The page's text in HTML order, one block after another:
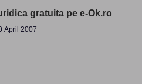
gratuita pe e-Ok.ro
April 2007